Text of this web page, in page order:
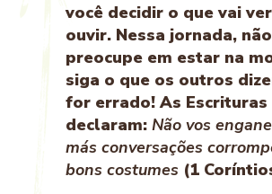
você decidir o que vai
ouvir. Nessa jornada,
preocupe em estar na
siga o que os outros
for errado! As Escrituras
declaram: Não vos
más conversações
bons costumes (1